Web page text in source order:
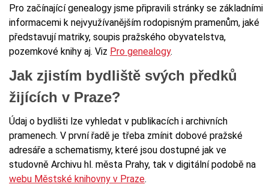
Pro začínající genealogy jsme připravili stránky se základními
informacemi k nejvyužívanějším rodopisným pramenům, jaké
představují matriky, soupis pražského obyvatelstva,
pozemkové knihy aj. Viz Pro genealogy.
Jak zjistím bydliště svých předků
žijících v Praze?
Údaj o bydlišti lze vyhledat v publikacích i archivních
pramenech. V první řadě je třeba zmínit dobové pražské
adresáře a schematismy, které jsou dostupné jak ve
studovně Archivu hl. města Prahy, tak v digitální podobě na
webu Městské knihovny v Praze.